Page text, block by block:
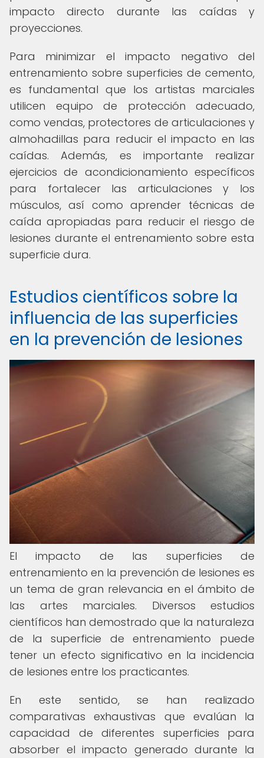
impacto directo durante las caídas y
proyecciones.
Para minimizar el impacto negativo del
entrenamiento sobre superficies de cemento,
es fundamental que los artistas marciales
utilicen equipo de protección adecuado,
como vendas, protectores de articulaciones y
almohadillas para reducir el impacto en las
caídas. Además, es importante realizar
ejercicios de acondicionamiento específicos
para fortalecer las articulaciones y los
músculos, así como aprender técnicas de
caída apropiadas para reducir el riesgo de
lesiones durante el entrenamiento sobre esta
superficie dura.
Estudios científicos sobre la
influencia de las superficies
en la prevención de lesiones
El impacto de las superficies de
entrenamiento en la prevención de lesiones es
un tema de gran relevancia en el ámbito de
las artes marciales. Diversos estudios
científicos han demostrado que la naturaleza
de la superficie de entrenamiento puede
tener un efecto significativo en la incidencia
de lesiones entre los practicantes.
En este sentido, se han realizado
comparativas exhaustivas que evalúan la
capacidad de diferentes superficies para
absorber el impacto generado durante la